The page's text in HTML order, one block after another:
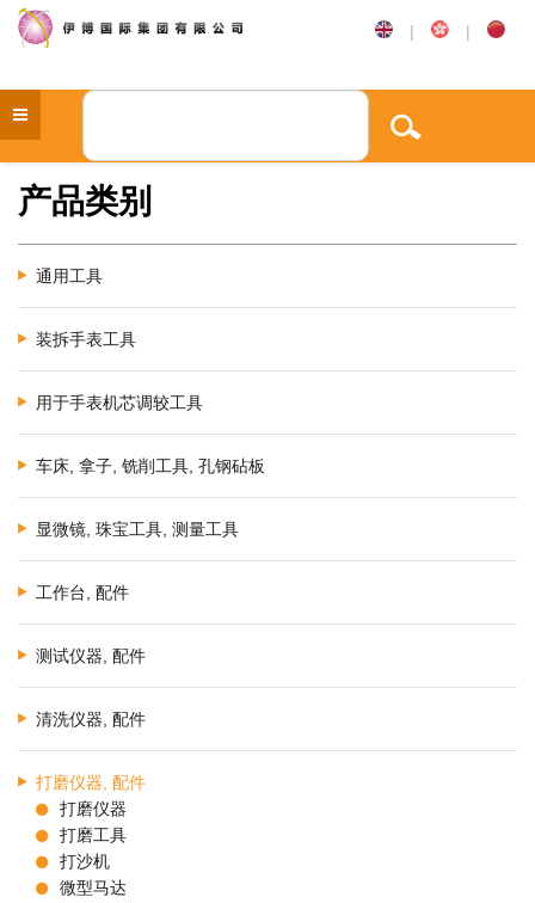
| |
产品类别
通用工具
装拆手表工具
用于手表机芯调较工具
车床, 拿子, 铣削工具, 孔钢砧板
显微镜, 珠宝工具, 测量工具
工作台, 配件
测试仪器, 配件
清洗仪器, 配件
打磨仪器, 配件
打磨仪器
打磨工具
打沙机
微型马达